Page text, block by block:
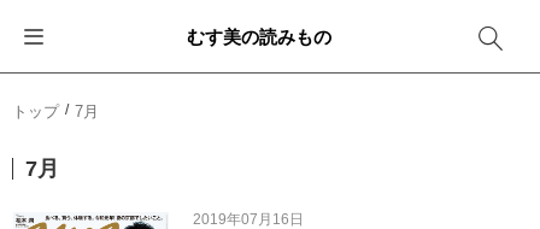
むす美の読みもの
トップ 7月
7月
2019年07月16日
イベント・キャンペーン
新商品
エコバッグ
おしゃれコーデバッグ
箱を包む
お酒を包む
ファッション
インテリア
卒業・入学
退職・異動